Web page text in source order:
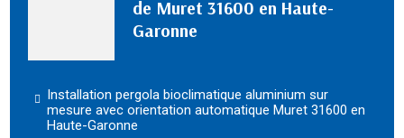
de Muret 31600 en Haute-
Garonne
Installation pergola bioclimatique aluminium sur
mesure avec orientation automatique Muret 31600 en
Haute-Garonne